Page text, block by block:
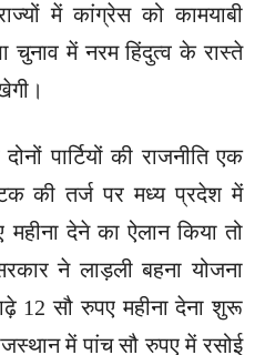
में कांग्रेस को कामयाबी
चुनाव में नरम हिंदुत्व के रास्ते
पार्टियों की राजनीति एक
की तर्ज पर मध्य प्रदेश में
देने का ऐलान किया तो
ने लाड़ली बहना योजना
12 सौ रुपए महीना देना शुरू
में पांच सौ रुपए में रसोई